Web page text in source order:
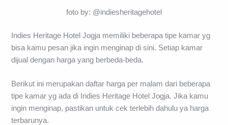
foto by: @indiesheritagehotel
Indies Heritage Hotel Jogja memiliki beberapa tipe kamar yg
bisa kamu pesan jika ingin menginap di sini. Setiap kamar
dijual dengan harga yang berbeda-beda.
Berikut ini merupakan daftar harga per malam dari beberapa
tipe kamar yg ada di Indies Heritage Hotel Jogja. Jika kamu
ingin menginap, pastikan untuk cek terlebih dahulu ya harga
terbarunya.